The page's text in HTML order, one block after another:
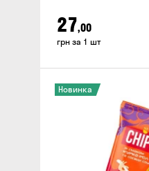
27,00
грн за 1 шт
Новинка